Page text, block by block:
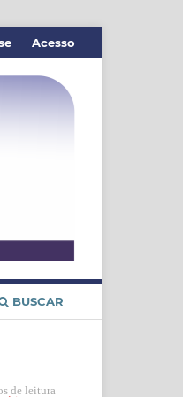
BUSCAR
Acesso
de leitura